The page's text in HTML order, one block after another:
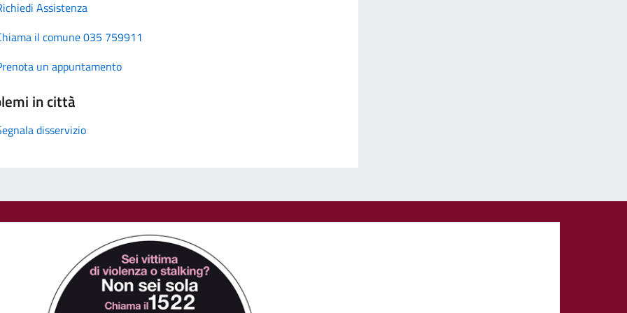
Assistenza
il comune 035 759911
un appuntamento
in città
disservizio